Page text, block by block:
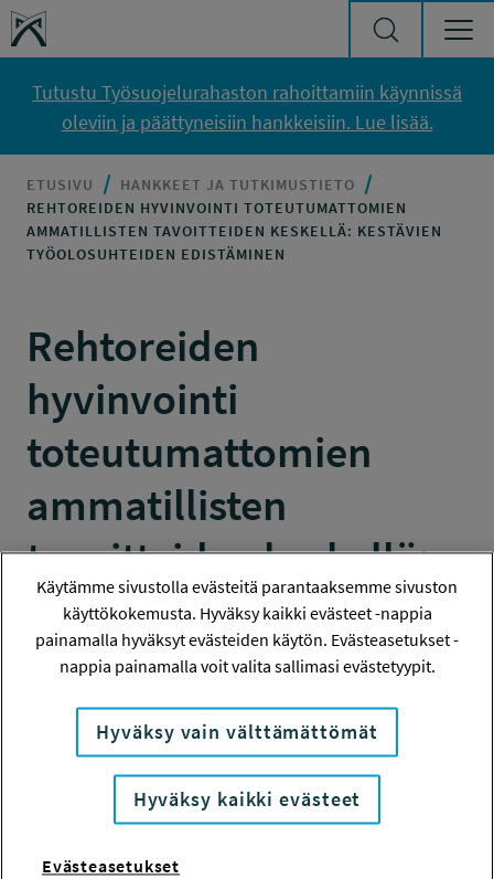
Siirry sisältöön
Työsuojelurahasto
Tutustu Työsuojelurahaston rahoittamiin käynnissä
oleviin ja päättyneisiin hankkeisiin. Lue lisää.
ETUSIVU
HANKKEET JA TUTKIMUSTIETO
REHTOREIDEN HYVINVOINTI TOTEUTUMATTOMIEN
AMMATILLISTEN TAVOITTEIDEN KESKELLÄ: KESTÄVIEN
TYÖOLOSUHTEIDEN EDISTÄMINEN
Rehtoreiden
hyvinvointi
toteutumattomien
ammatillisten
tavoitteiden keskellä:
kestävien
työolosuhteiden
edistäminen
The 9th International Self-
Determination Theory Conference,
30.06.2026-03.07.2026 Geneva,
Switzerland
Käytämme sivustolla evästeitä parantaaksemme sivuston
käyttökokemusta. Hyväksy kaikki evästeet -nappia
painamalla hyväksyt evästeiden käytön. Evästeasetukset -
nappia painamalla voit valita sallimasi evästetyypit.
Hyväksy vain välttämättömät
Hyväksy kaikki evästeet
Evästeasetukset